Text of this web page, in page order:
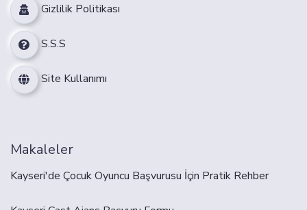
Gizlilik Politikası
S.S.S
Site Kullanımı
Makaleler
Kayseri'de Çocuk Oyuncu Başvurusu İçin Pratik Rehber